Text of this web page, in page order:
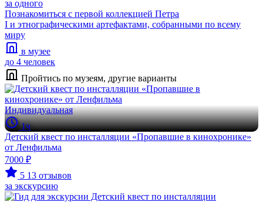
за одного
Познакомиться с первой коллекцией Петра
I и этнографическими артефактами, собранными по всему
миру
в музее
до 4 человек
Пройтись по музеям, другие варианты
Индивидуальная
1ч
Детский квест по инсталляции «Пропавшие в кинохронике»
от Ленфильма
7000 ₽
5 13 отзывов
за экскурсию